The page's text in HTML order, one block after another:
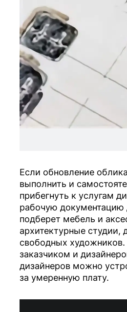
Если обновление
выполнить и
прибегнуть к услугам
рабочую документацию
подберет мебель и
архитектурные студии,
свободных
заказчиком и
дизайнеров можно
за умеренную плату.